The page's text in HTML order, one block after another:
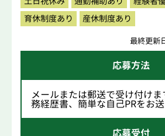
育休制度あり
産休制度あり
最終更新
応募方法
メールまたは郵送で受け付け
務経歴書、簡単な自己PRをお
応募受付